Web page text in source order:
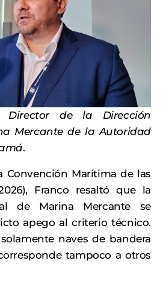
Director de la Dirección
Mercante de la Autoridad
.
Convención Marítima de las
Franco resaltó que la
de Marina Mercante se
apego al criterio técnico.
naves de bandera
tampoco a otros